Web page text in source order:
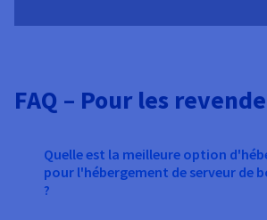
FAQ – Pour les
Quelle est la meilleure option
pour l'hébergement de serveur de
?